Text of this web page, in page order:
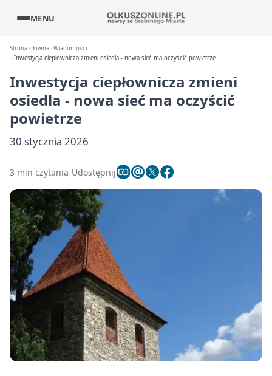
MENU
Strona główna Wiadomości
Inwestycja ciepłownicza zmieni osiedla - nowa sieć ma oczyścić powietrze
Inwestycja ciepłownicza zmieni
osiedla - nowa sieć ma oczyścić
powietrze
30 stycznia 2026
3 min czytania Udostępnij